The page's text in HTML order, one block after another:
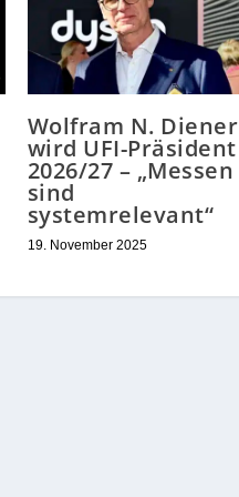
Wolfram N. Diener
wird UFI-Präsident
2026/27 – „Messen
sind
systemrelevant“
19. November 2025